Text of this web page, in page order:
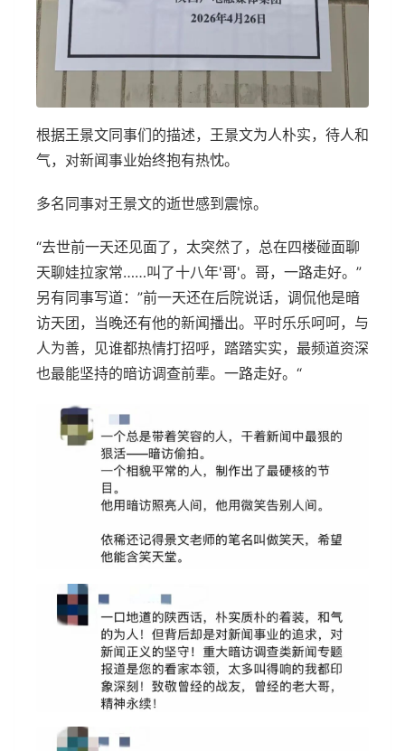
根据王景文同事们的描述，王景文为人朴实，待人和
气，对新闻事业始终抱有热忱。
多名同事对王景文的逝世感到震惊。
“去世前一天还见面了，太突然了，总在四楼碰面聊
天聊娃拉家常……叫了十八年'哥'。哥，一路走好。”
另有同事写道：”前一天还在后院说话，调侃他是暗
访天团，当晚还有他的新闻播出。平时乐乐呵呵，与
人为善，见谁都热情打招呼，踏踏实实，最频道资深
也最能坚持的暗访调查前辈。一路走好。“